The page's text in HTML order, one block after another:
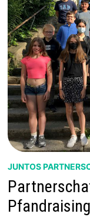
JUNTOS